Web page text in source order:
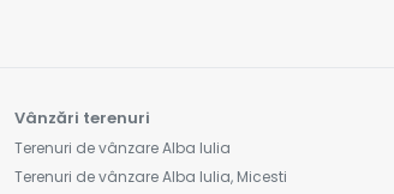
Vânzări terenuri
Terenuri de vânzare Alba Iulia
Terenuri de vânzare Alba Iulia, Micesti